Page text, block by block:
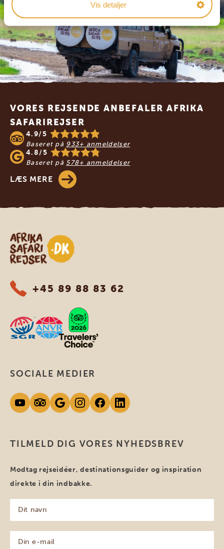
Vis detaljer
Footer
VORES REJSENDE ANBEFALER AFRIKA
SAFARIREJSER
4.9/5
Baseret på 933+ anmeldelser
4.8/5
Baseret på 578+ anmeldelser
LÆS MERE
Safari-rejser i Afrika
+45 89 88 83 62
TILMELD DIG VORES NYHEDSBREV
Modtag rejseidéer, destinationsguider og inspiration
direkte i din indbakke.
navn
(Påkrævet)
SOCIALE MEDIER